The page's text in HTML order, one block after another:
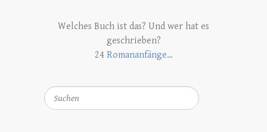
Welches Buch ist das? Und wer hat es
geschrieben?
24 Romananfänge…
Suchen